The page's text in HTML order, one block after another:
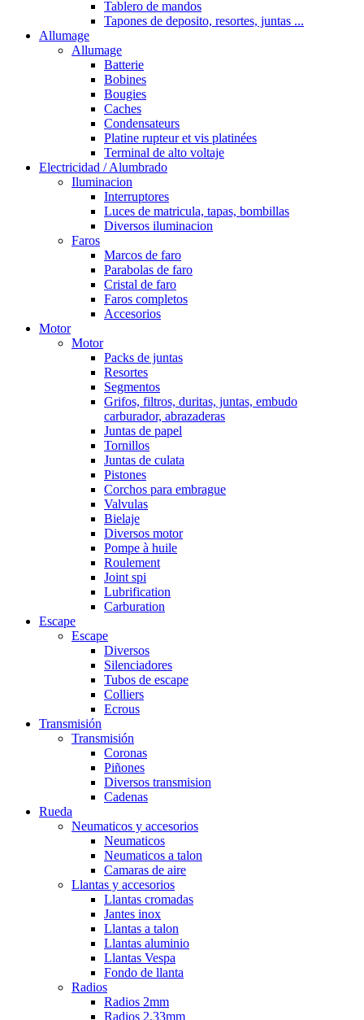
Tablero de mandos
Tapones de deposito, resortes, juntas ...
Allumage
Allumage
Batterie
Bobines
Bougies
Caches
Condensateurs
Platine rupteur et vis platinées
Terminal de alto voltaje
Electricidad / Alumbrado
Iluminacion
Interruptores
Luces de matricula, tapas, bombillas
Diversos iluminacion
Faros
Marcos de faro
Parabolas de faro
Cristal de faro
Faros completos
Accesorios
Motor
Motor
Packs de juntas
Resortes
Segmentos
Grifos, filtros, duritas, juntas, embudo
carburador, abrazaderas
Juntas de papel
Tornillos
Juntas de culata
Pistones
Corchos para embrague
Valvulas
Bielaje
Diversos motor
Pompe à huile
Roulement
Joint spi
Lubrification
Carburation
Escape
Escape
Diversos
Silenciadores
Tubos de escape
Colliers
Ecrous
Transmisión
Transmisión
Coronas
Piñones
Diversos transmision
Cadenas
Rueda
Neumaticos y accesorios
Neumaticos
Neumaticos a talon
Camaras de aire
Llantas y accesorios
Llantas cromadas
Jantes inox
Llantas a talon
Llantas aluminio
Llantas Vespa
Fondo de llanta
Radios
Radios 2mm
Radios 2,33mm